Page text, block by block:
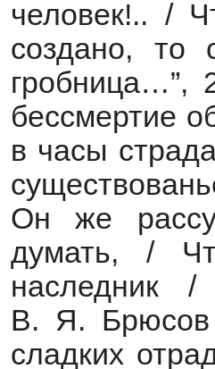
человек!.. /
создано, то
бессмертие
в часы
Он же
думать, /
наследник /
В. Я. Брюсов
сладких